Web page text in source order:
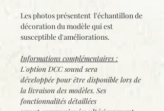
Les photos présentent l'échantillon de
décoration du modèle qui est
susceptible d'améliorations.
Informations complémentaires :
L'option DCC sound sera
développée pour être disponible lors de
la livraison des modèles. Ses
fonctionnalités détaillées